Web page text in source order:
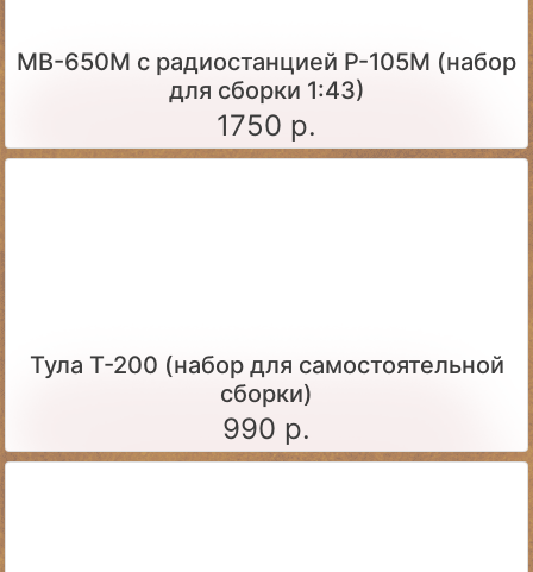
МВ-650М с радиостанцией Р-105М (набор
для сборки 1:43)
1750 р.
Тула Т-200 (набор для самостоятельной
сборки)
990 р.